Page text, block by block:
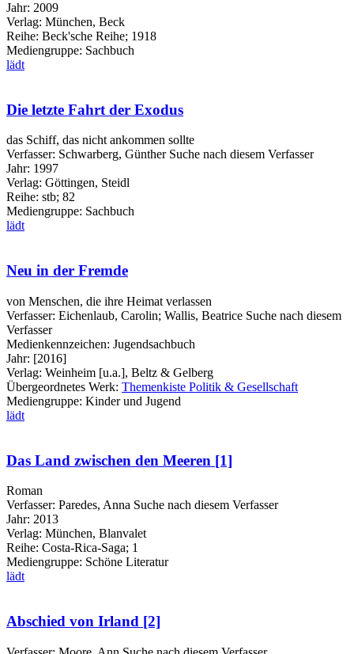
Jahr: 2009
Verlag: München, Beck
Reihe: Beck'sche Reihe; 1918
Mediengruppe: Sachbuch
lädt
Die letzte Fahrt der Exodus
das Schiff, das nicht ankommen sollte
Verfasser: Schwarberg, Günther Suche nach diesem Verfasser
Jahr: 1997
Verlag: Göttingen, Steidl
Reihe: stb; 82
Mediengruppe: Sachbuch
lädt
Neu in der Fremde
von Menschen, die ihre Heimat verlassen
Verfasser: Eichenlaub, Carolin; Wallis, Beatrice Suche nach diesem
Verfasser
Medienkennzeichen: Jugendsachbuch
Jahr: [2016]
Verlag: Weinheim [u.a.], Beltz & Gelberg
Übergeordnetes Werk: Themenkiste Politik & Gesellschaft
Mediengruppe: Kinder und Jugend
lädt
Das Land zwischen den Meeren [1]
Roman
Verfasser: Paredes, Anna Suche nach diesem Verfasser
Jahr: 2013
Verlag: München, Blanvalet
Reihe: Costa-Rica-Saga; 1
Mediengruppe: Schöne Literatur
lädt
Abschied von Irland [2]